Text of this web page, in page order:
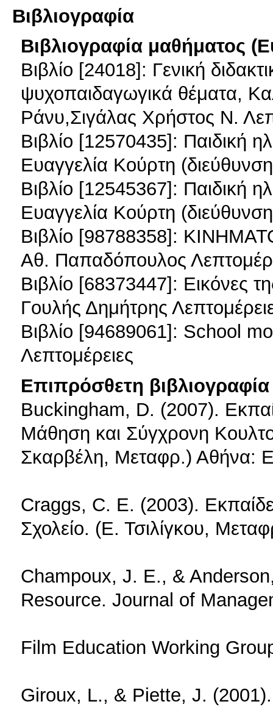
Βιβλιογραφία
Βιβλιογραφία μαθήματος
Βιβλίο [24018]: Γενική
ψυχοπαιδαγωγικά θέματα,
Ράνυ,Σιγάλας Χρήστος Ν.
Βιβλίο [12570435]: Παιδική
Ευαγγελία Κούρτη
Βιβλίο [12545367]: Παιδική
Ευαγγελία Κούρτη
Βιβλίο [98788358]:
Αθ. Παπαδόπουλος
Βιβλίο [68373447]: Εικόνες
Γουλής Δημήτρης
Βιβλίο [94689061]: School
Λεπτομέρειες
Επιπρόσθετη βιβλιογραφία
Buckingham, D. (2007).
Μάθηση και Σύγχρονη
Σκαρβέλη, Μεταφρ.) Αθήνα:
Craggs, C. E. (2003).
Σχολείο. (Ε. Τσιλίγκου,
Champoux, J. E., &
Resource. Journal of
Film Education Working
Giroux, L., & Piette, J.